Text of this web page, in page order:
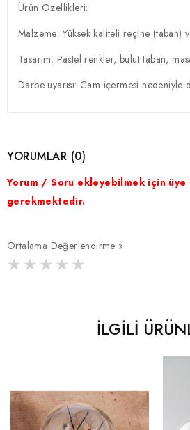
Ürün Özellikleri:
Malzeme: Yüksek kaliteli reçine (taban)
Tasarım: Pastel renkler, bulut taban,
Darbe uyarısı: Cam içermesi nedeniyle
YORUMLAR (0)
Yorum / Soru ekleyebilmek için üye
gerekmektedir.
Ortalama Değerlendirme »
İLGILI